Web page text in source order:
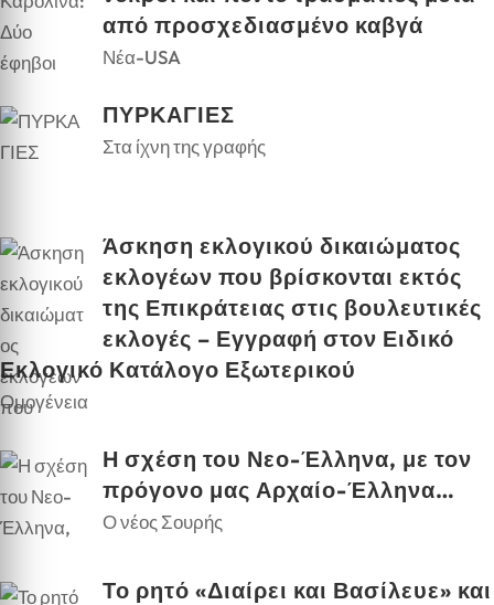
από προσχεδιασμένο καβγά
Νέα-USA
ΠΥΡΚΑΓΙΕΣ
Στα ίχνη της γραφής
Άσκηση εκλογικού δικαιώματος
εκλογέων που βρίσκονται εκτός
της Επικράτειας στις βουλευτικές
εκλογές – Εγγραφή στον Ειδικό
Εκλογικό Κατάλογο Εξωτερικού
Ομογένεια
Η σχέση του Νεο-Έλληνα, με τον
πρόγονο μας Αρχαίο-Έλληνα…
Ο νέος Σουρής
Το ρητό «Διαίρει και Βασίλευε» και